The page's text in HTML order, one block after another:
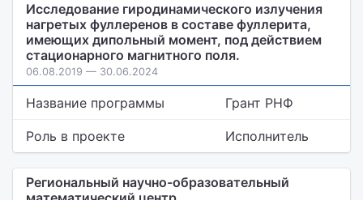
Исследование гиродинамического излучения
нагретых фуллеренов в составе фуллерита,
имеющих дипольный момент, под действием
стационарного магнитного поля.
06.08.2019 — 30.06.2024
Название программы Грант РНФ
Роль в проекте Исполнитель
Региональный научно-образовательный